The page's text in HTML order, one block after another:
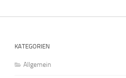
KATEGORIEN
Allgemein